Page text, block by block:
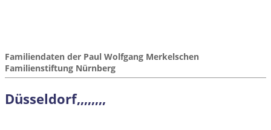
Familiendaten der Paul Wolfgang Merkelschen
Familienstiftung Nürnberg
Düsseldorf,,,,,,,,